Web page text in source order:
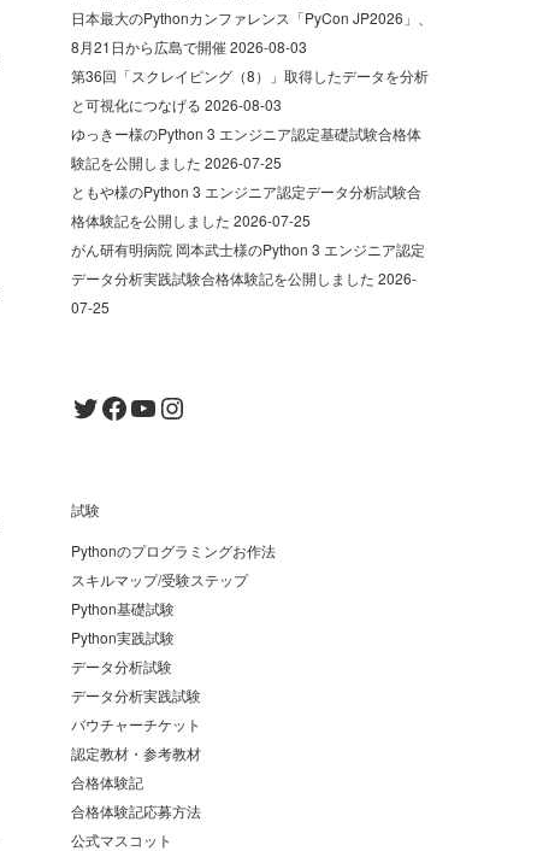
日本最大のPythonカンファレンス「PyCon JP2026」、
8月21日から広島で開催2026-08-03
第36回「スクレイピング（8）」取得したデータを分析
と可視化につなげる 2026-08-03
ゆっきー様のPython 3 エンジニア認定基礎試験合格体
験記を公開しました 2026-07-25
ともや様のPython 3 エンジニア認定データ分析試験合
格体験記を公開しました 2026-07-25
がん研有明病院 岡本武士様のPython 3 エンジニア認定
データ分析実践試験合格体験記を公開しました 2026-
07-25
Twitter
Facebook
YouTube
Instagram
試験
Pythonのプログラミングお作法
スキルマップ/受験ステップ
Python基礎試験
Python実践試験
データ分析試験
データ分析実践試験
バウチャーチケット
認定教材・参考教材
合格体験記
合格体験記応募方法
公式マスコット